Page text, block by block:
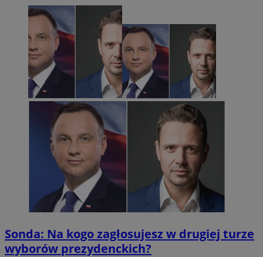
Sonda: Na kogo zagłosujesz w drugiej turze
wyborów prezydenckich?